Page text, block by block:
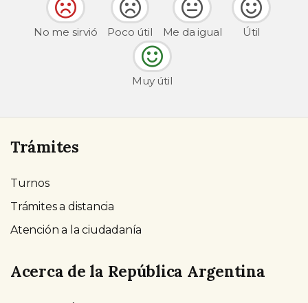
No me sirvió Poco útil Me da igual Útil
Muy útil
Trámites
Turnos
Trámites a distancia
Atención a la ciudadanía
Acerca de la República Argentina